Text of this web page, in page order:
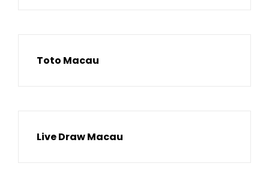
Toto Macau
Live Draw Macau